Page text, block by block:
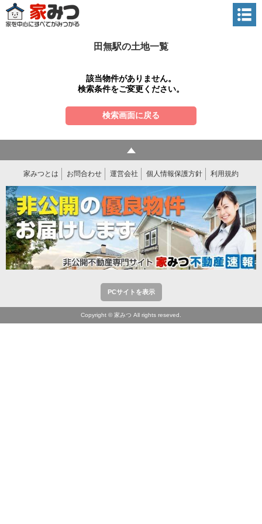
田無駅の土地一覧
該当物件がありません。
検索条件をご変更ください。
検索画面に戻る
家みつとは お問合わせ 運営会社 個人情報保護方針 利用規約
PCサイトを表示
Copyright © 家みつ All rights reseved.